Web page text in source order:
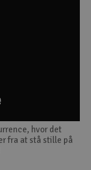
hvor det
fra at stå stille på